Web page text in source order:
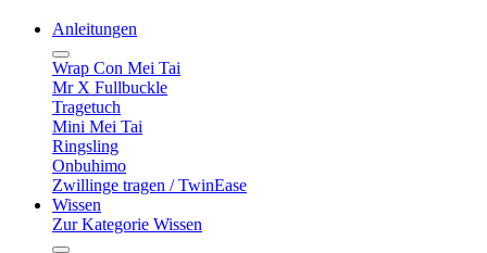
Anleitungen
Wrap Con Mei Tai
Mr X Fullbuckle
Tragetuch
Mini Mei Tai
Ringsling
Onbuhimo
Zwillinge tragen / TwinEase
Wissen
Zur Kategorie Wissen